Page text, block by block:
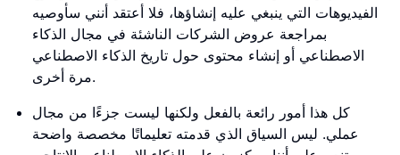
الفيديوهات التي ينبغي عليه إنشاؤها، فلا أعتقد أنني سأوصيه
بمراجعة عروض الشركات الناشئة في مجال الذكاء
الاصطناعي أو إنشاء محتوى حول تاريخ الذكاء الاصطناعي
مرة أخرى.
كل هذا أمور رائعة بالفعل ولكنها ليست جزءًا من مجال
عملي. ليس السياق الذي قدمته تعليماتًا مخصصة واضحة